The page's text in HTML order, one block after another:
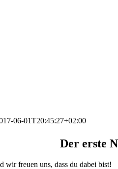
06-01T20:45:27+02:00
Der erste
wir freuen uns, dass du dabei bist!